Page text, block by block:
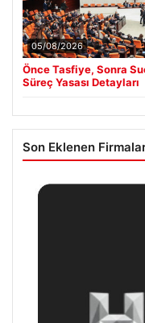
05/08/2026
Önce Tasfiye, Sonra
Süreç Yasası Detayları
Son Eklenen